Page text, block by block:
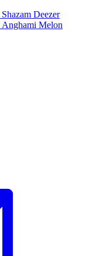
Shazam Deezer
Anghami Melon